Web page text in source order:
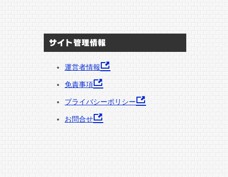
サイト管理情報
運営者情報
免責事項
プライバシーポリシー
お問合せ